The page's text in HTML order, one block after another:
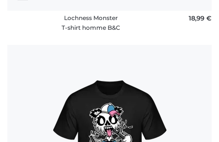
Lochness Monster
T-shirt homme B&C
18,99 €